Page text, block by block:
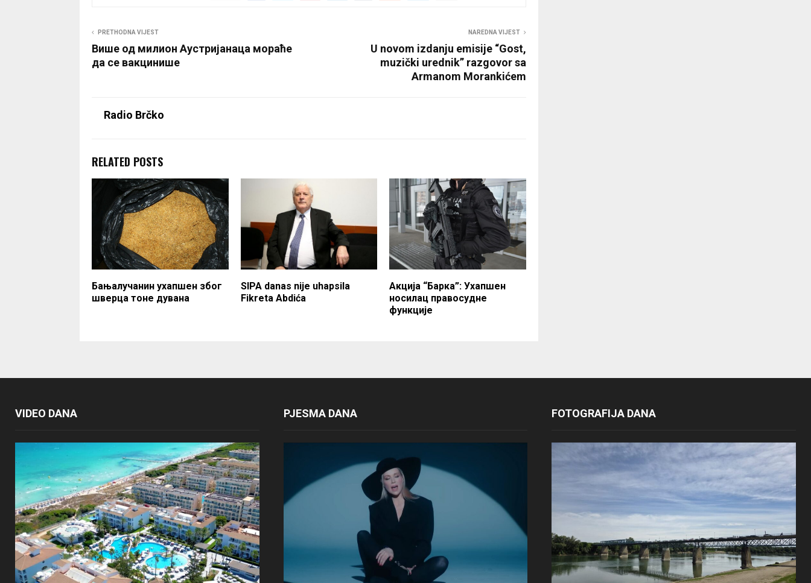
PRETHODNA VIJEST
Више од милион Аустријанаца мораће
да се вакцинише
NAREDNA VIJEST
U novom izdanju emisije “Gost,
muzički urednik” razgovor sa
Armanom Morankićem
Radio Brčko
RELATED POSTS
Бањалучанин ухапшен због
шверца тоне дувана
SIPA danas nije uhapsila
Fikreta Abdića
Акција “Барка”: Ухапшен
носилац правосудне
функције
VIDEO DANA PJESMA DANA FOTOGRAFIJA DANA